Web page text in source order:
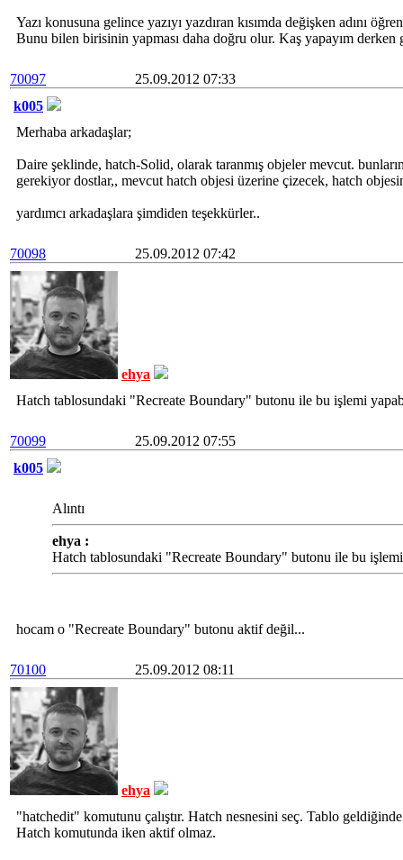
Yazı konusuna gelince yazıyı yazdıran kısımda değişken adını
Bunu bilen birisinin yapması daha doğru olur. Kaş yapayım derken
70097
25.09.2012 07:33
k005
Merhaba arkadaşlar;
Daire şeklinde, hatch-Solid, olarak taranmış objeler mevcut.
gerekiyor dostlar,, mevcut hatch objesi üzerine çizecek, hatch
yardımcı arkadaşlara şimdiden teşekkürler..
70098 25.09.2012 07:42
ehya
Hatch tablosundaki "Recreate Boundary" butonu ile bu işlemi
70099
25.09.2012 07:55
k005
Alıntı
ehya :
Hatch tablosundaki "Recreate Boundary" butonu ile bu
hocam o "Recreate Boundary" butonu aktif değil...
70100 25.09.2012 08:11
ehya
"hatchedit" komutunu çalıştır. Hatch nesnesini seç. Tablo
Hatch komutunda iken aktif olmaz.